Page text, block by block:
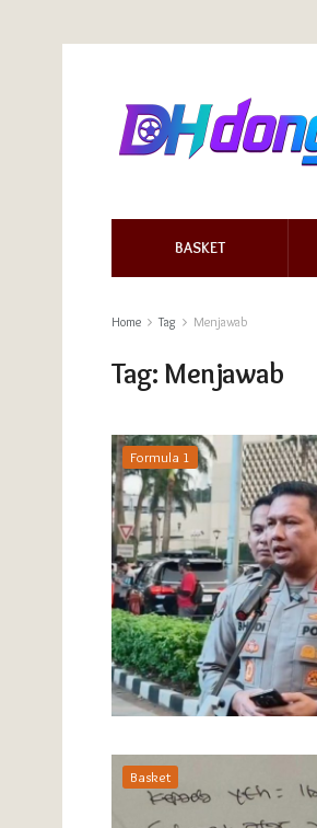
BASKET
Home Tag Menjawab
Tag: Menjawab
Formula 1
Basket